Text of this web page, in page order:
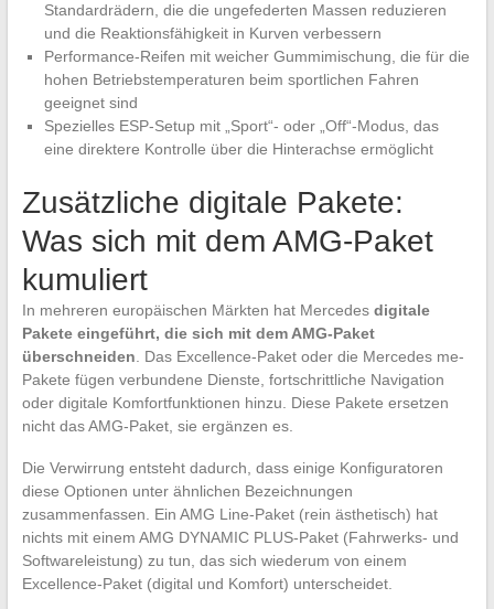
Standardrädern, die die ungefederten Massen reduzieren
und die Reaktionsfähigkeit in Kurven verbessern
Performance-Reifen mit weicher Gummimischung, die für die
hohen Betriebstemperaturen beim sportlichen Fahren
geeignet sind
Spezielles ESP-Setup mit „Sport“- oder „Off“-Modus, das
eine direktere Kontrolle über die Hinterachse ermöglicht
Zusätzliche digitale Pakete:
Was sich mit dem AMG-Paket
kumuliert
In mehreren europäischen Märkten hat Mercedes digitale
Pakete eingeführt, die sich mit dem AMG-Paket
überschneiden. Das Excellence-Paket oder die Mercedes me-
Pakete fügen verbundene Dienste, fortschrittliche Navigation
oder digitale Komfortfunktionen hinzu. Diese Pakete ersetzen
nicht das AMG-Paket, sie ergänzen es.
Die Verwirrung entsteht dadurch, dass einige Konfiguratoren
diese Optionen unter ähnlichen Bezeichnungen
zusammenfassen. Ein AMG Line-Paket (rein ästhetisch) hat
nichts mit einem AMG DYNAMIC PLUS-Paket (Fahrwerks- und
Softwareleistung) zu tun, das sich wiederum von einem
Excellence-Paket (digital und Komfort) unterscheidet.